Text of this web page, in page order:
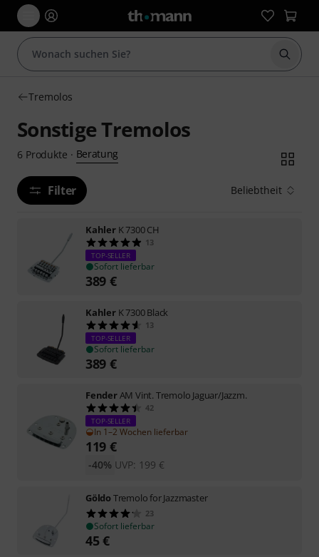
Suche
Tremolos
Sonstige Tremolos
6 Produkte · Beratung
Filter Beliebtheit
Kahler K 7300 CH
13
TOP-SELLER
Sofort lieferbar
389 €
Kahler K 7300 Black
13
TOP-SELLER
Sofort lieferbar
389 €
FenderAM Vint. Tremolo Jaguar/Jazzm.
42
TOP-SELLER
In 1–2 Wochen lieferbar
119 €
UVP: 199 €
-40%
GöldoTremolo for Jazzmaster
23
Sofort lieferbar
45€